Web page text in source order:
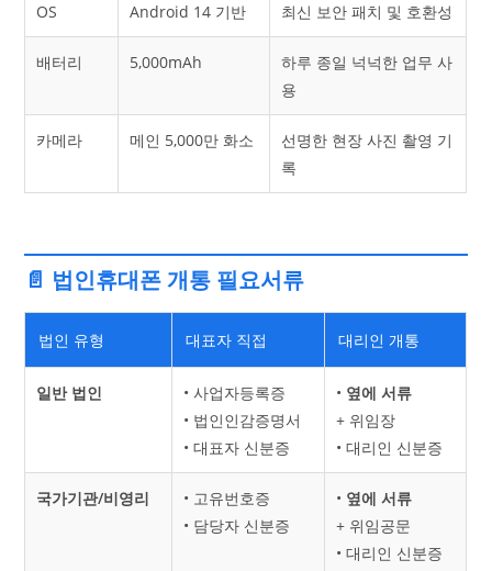
OS Android 14 기반 최신 보안 패치 및 호환성
배터리 5,000mAh
하루 종일 넉넉한 업무 사
용
카메라 메인 5,000만 화소
선명한 현장 사진 촬영 기
록
📄 법인휴대폰 개통 필요서류
법인 유형 대표자 직접 대리인 개통
일반 법인
• 사업자등록증
• 법인인감증명서
• 대표자 신분증
• 옆에 서류
+ 위임장
• 대리인 신분증
국가기관/비영리
• 고유번호증
• 담당자 신분증
• 옆에 서류
+ 위임공문
• 대리인 신분증